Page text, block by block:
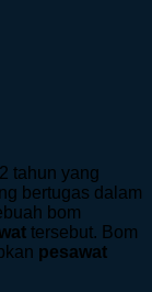
tahun yang
bertugas dalam
bom
tersebut. Bom
pesawat